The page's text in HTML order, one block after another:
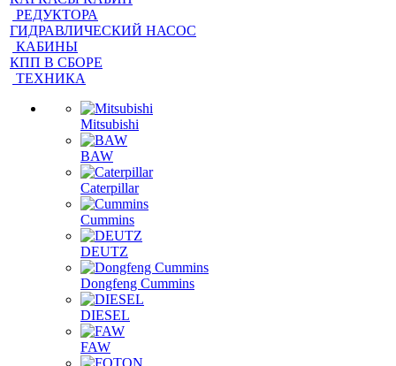
Каталог
ДВИГАТЕЛИ В СБОРЕ
ЗАПЧАСТИ
ГОЛОВКИ БЛОКА ЦИЛИНДРОВ
РЕДУКТОРА
ГИДРАВЛИЧЕСКИЙ НАСОС
КАБИНЫ
КПП В СБОРЕ
ТЕХНИКА
Mitsubishi
BAW
Caterpillar
Cummins
DEUTZ